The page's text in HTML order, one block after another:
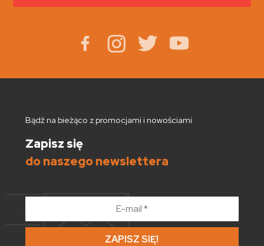
Bądź na bieżąco z promocjami i nowościami
Zapisz się
do naszego newslettera
*